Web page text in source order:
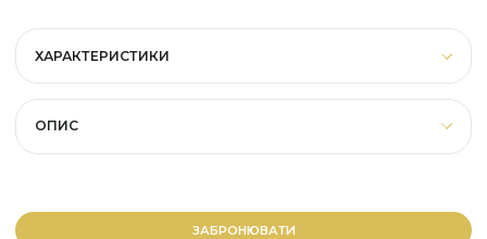
ХАРАКТЕРИСТИКИ
ОПИС
ЗАБРОНЮВАТИ